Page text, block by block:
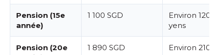
Pension (15e
année)
1 100 SGD
Environ 120
yens
Pension (20e
1 890 SGD
Environ 210